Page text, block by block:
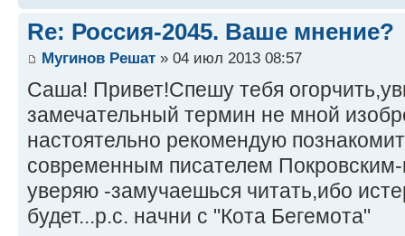
Re: Россия-2045. Ваше мнение?
Мугинов Решат » 04 июл 2013 08:57
Саша! Привет!Спешу тебя
замечательный термин не мной
настоятельно рекомендую
современным писателем Покровским-
уверяю -замучаешься читать,ибо
будет...р.с. начни с "Кота Бегемота"